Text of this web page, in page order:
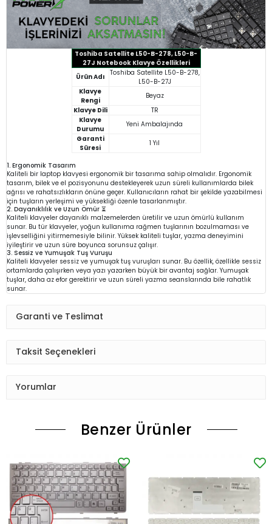
Toshiba Satellite L50-B-278, L50-B-
27J Notebook Klavye Özellikleri
Ürün Adı Toshiba Satellite L50-B-278,
L50-B-27J
Klavye
Rengi
Beyaz
Klavye Dili
TR
Klavye
Durumu
Yeni Ambalajında
Garanti
Süresi
1 Yıl
1. Ergonomik Tasarım
Kaliteli bir laptop klavyesi ergonomik bir tasarıma sahip olmalıdır. Ergonomik
tasarım, bilek ve el pozisyonunu destekleyerek uzun süreli kullanımlarda bilek
ağrısı ve rahatsızlıkların önüne geçer. Kullanıcıların rahat bir şekilde yazabilmesi
için tuşların yerleşimi ve yüksekliği özenle tasarlanmıştır.
2. Dayanıklılık ve Uzun Ömür ⏳
Kaliteli klavyeler dayanıklı malzemelerden üretilir ve uzun ömürlü kullanım
sunar. Bu tür klavyeler, yoğun kullanıma rağmen tuşlarının bozulmaması ve
işlevselliğini yitirmemesiyle bilinir. Yüksek kaliteli tuşlar, yazma deneyimini
iyileştirir ve uzun süre boyunca sorunsuz çalışır.
3. Sessiz ve Yumuşak Tuş Vuruşu
Kaliteli klavyeler sessiz ve yumuşak tuş vuruşları sunar. Bu özellik, özellikle sessiz
ortamlarda çalışırken veya yazı yazarken büyük bir avantaj sağlar. Yumuşak
tuşlar, daha az efor gerektirir ve uzun süreli yazma seanslarında bile rahatlık
sunar.
Garanti ve Teslimat
Taksit Seçenekleri
Yorumlar
Benzer Ürünler